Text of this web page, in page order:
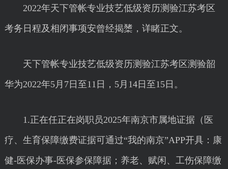
2022年天下管帐专业技艺低级资历测验江苏考区
考务日程及相闭事项安曾经揭橥，详睹正文。
天下管帐专业技艺低级资历测验江苏考区测验韶
华为2022年5月7日至11日，5月14日至15日。
1.正在任正在岗职员2025年南京市属地证据（医
疗、生育保障缴费证据可通过“我的南京”APP开具：康
健-医保办事-医保参保障据；养老、赋闲、工伤保障缴